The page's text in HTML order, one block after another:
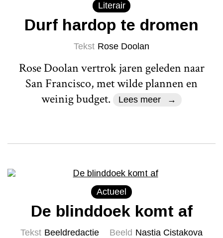
Literair
Durf hardop te dromen
Tekst Rose Doolan
Rose Doolan vertrok jaren geleden naar
San Francisco, met wilde plannen en
weinig budget.
Lees meer
Actueel
De blinddoek komt af
Tekst Beeldredactie Beeld Nastia Cistakova